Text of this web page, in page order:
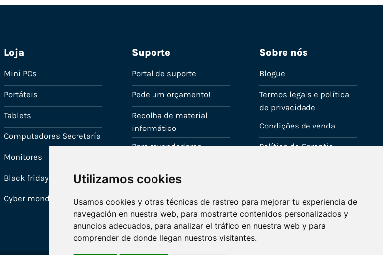
Utilizamos cookies
Usamos cookies y otras técnicas de rastreo para mejorar tu experiencia de
navegación en nuestra web, para mostrarte contenidos personalizados y
anuncios adecuados, para analizar el tráfico en nuestra web y para
comprender de donde llegan nuestros visitantes.
Loja
Mini PCs
Portáteis
Tablets
Computadores Secretaría
Monitores
Black friday
Cyber monday
Suporte
Portal de suporte
Pede um orçamento!
Recolha de material
informático
Para revendedores
Sobre nós
Blogue
Termos legais e política
de privacidade
Condições de venda
Política de Garantia
Fale connosco